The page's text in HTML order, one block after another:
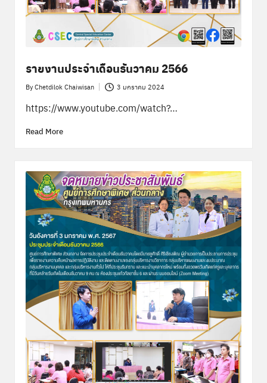
รายงานประจำเดือนธันวาคม 2566
Posted
by
ByChetdilok Chaiwisan 3 มกราคม 2024
https://www.youtube.com/watch?…
Read More